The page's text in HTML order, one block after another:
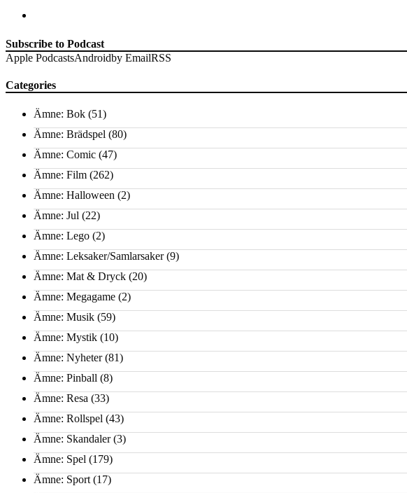
Subscribe to Podcast
Apple PodcastsAndroidby EmailRSS
Categories
Ämne: Bok (51)
Ämne: Brädspel (80)
Ämne: Comic (47)
Ämne: Film (262)
Ämne: Halloween (2)
Ämne: Jul (22)
Ämne: Lego (2)
Ämne: Leksaker/Samlarsaker(9)
Ämne: Mat & Dryck (20)
Ämne: Megagame (2)
Ämne: Musik (59)
Ämne: Mystik (10)
Ämne: Nyheter(81)
Ämne: Pinball (8)
Ämne: Resa (33)
Ämne: Rollspel (43)
Ämne: Skandaler(3)
Ämne: Spel (179)
Ämne: Sport (17)